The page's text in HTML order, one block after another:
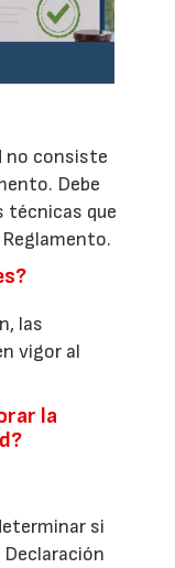
no consiste
Debe
técnicas que
las
vigor al
la
si
Declaración